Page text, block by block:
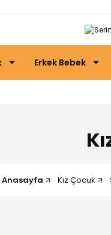
Erkek Bebek
Anasayfa Kız Çocuk